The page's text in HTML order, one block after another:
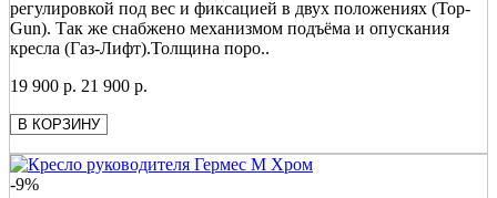
регулировкой под вес и фиксацией в двух положениях (Top-
Gun). Так же снабжено механизмом подъёма и опускания
кресла (Газ-Лифт).Толщина поро..
19 900 р. 21 900 р.
В КОРЗИНУ
-9%